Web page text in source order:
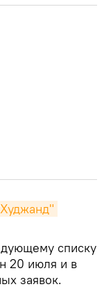
списку
20 июля и в
заявок.